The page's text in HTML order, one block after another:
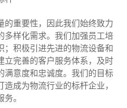
的重要性，因此我们始终致力
多样化需求。我们加强员工培
；积极引进先进的物流设备和
立完善的客户服务体系，及时
满意度和忠诚度。我们的目标
成为物流行业的标杆企业，
。